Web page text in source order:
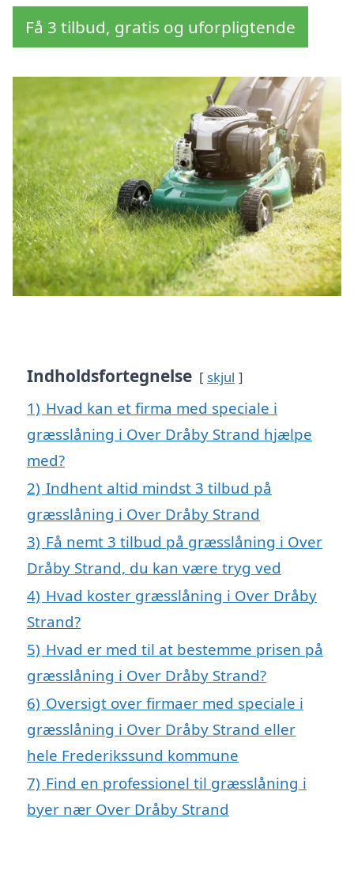
Få 3 tilbud, gratis og uforpligtende
Indholdsfortegnelse skjul
1) Hvad kan et firma med speciale i
græsslåning i Over Dråby Strand hjælpe
med?
2) Indhent altid mindst 3 tilbud på
græsslåning i Over Dråby Strand
3) Få nemt 3 tilbud på græsslåning i Over
Dråby Strand, du kan være tryg ved
4) Hvad koster græsslåning i Over Dråby
Strand?
5) Hvad er med til at bestemme prisen på
græsslåning i Over Dråby Strand?
6) Oversigt over firmaer med speciale i
græsslåning i Over Dråby Strand eller
hele Frederikssund kommune
7) Find en professionel til græsslåning i
byer nær Over Dråby Strand